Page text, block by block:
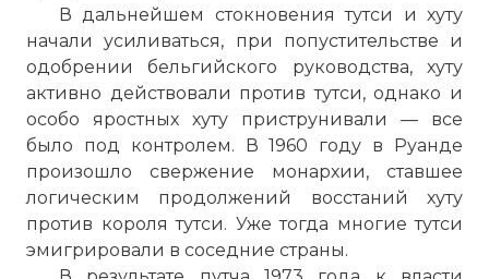
В дальнейшем стокновения тутси и хуту
начали усиливаться, при попустительстве и
одобрении бельгийского руководства, хуту
активно действовали против тутси, однако и
особо яростных хуту приструнивали — все
было под контролем. В 1960 году в Руанде
произошло свержение монархии, ставшее
логическим продолжений восстаний хуту
против короля тутси. Уже тогда многие тутси
эмигрировали в соседние страны.